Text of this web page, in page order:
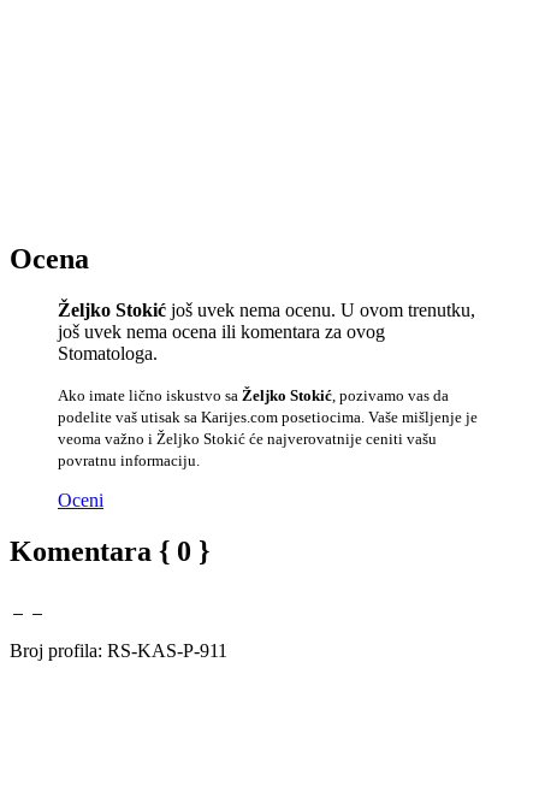
Ocena
Željko Stokić još uvek nema ocenu. U ovom trenutku,
još uvek nema ocena ili komentara za ovog
Stomatologa.
Ako imate lično iskustvo sa Željko Stokić , pozivamo vas da
podelite vaš utisak sa Karijes.com posetiocima. Vaše mišljenje je
veoma važno i Željko Stokić će najverovatnije ceniti vašu
povratnu informaciju.
Oceni
Komentara { 0 }
Broj profila: RS-KAS-P-911